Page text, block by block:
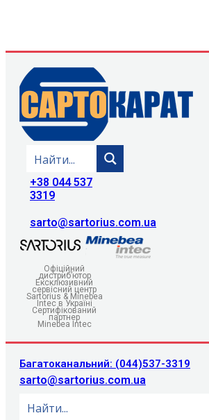
+38 044 537
3319
sarto@sartorius.com.ua
Офіційний
дистриб’ютор
Ексклюзивний
сервісний центр
Sartorius & Minebea
Intec в Україні
Сертифікований
партнер
Minebea Intec
Багатоканальний: (044)537-3319
sarto@sartorius.com.ua